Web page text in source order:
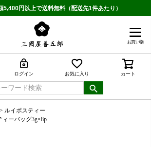
5,400円以上で送料無料（配送先1件あたり）
お買い物
ログイン お気に入り カート
ルイボスティー
ーバッグ3g×8p